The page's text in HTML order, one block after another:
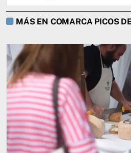
MÁS EN COMARCA PICOS